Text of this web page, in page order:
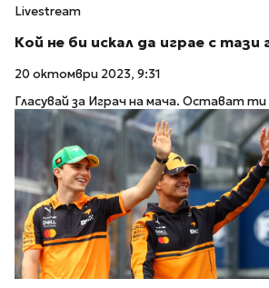
Livestream
Кой не би искал да играе с тази
20 октомври 2023, 9:31
Гласувай за Играч на мача. Остават ти